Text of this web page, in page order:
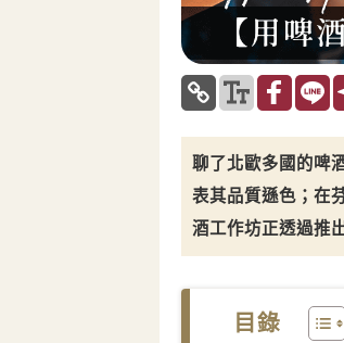
聊了北歐多國的啤
表其品質遜色；在
酒工作坊正透過推
目錄